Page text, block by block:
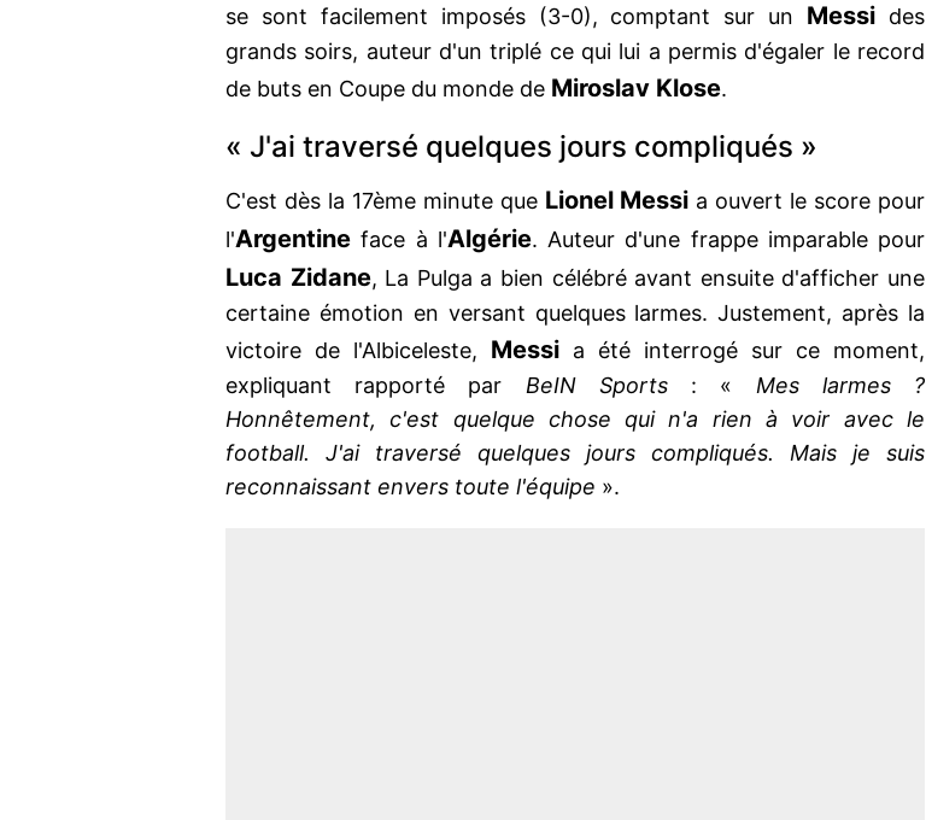
se sont facilement imposés (3-0), comptant sur un Messi des
grands soirs, auteur d'un triplé ce qui lui a permis d'égaler le record
de buts en Coupe du monde de Miroslav Klose.
« J'ai traversé quelques jours compliqués »
C'est dès la 17ème minute que Lionel Messi a ouvert le score pour
l'Argentineface à l'Algérie. Auteur d'une frappe imparable pour
Luca Zidane, La Pulga a bien célébré avant ensuite d'afficher une
certaine émotion en versant quelques larmes. Justement, après la
victoire de l'Albiceleste, Messi a été interrogé sur ce moment,
expliquant rapporté par BeIN Sports: « Mes larmes ?
Honnêtement, c'est quelque chose qui n'a rien à voir avec le
football. J'ai traversé quelques jours compliqués. Mais je suis
reconnaissant envers toute l'équipe ».